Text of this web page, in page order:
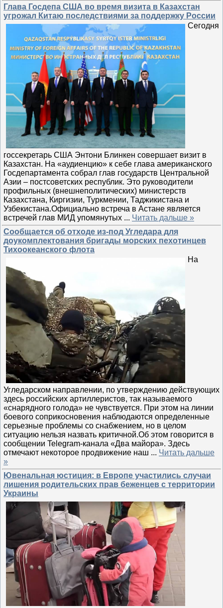
Глава Госдепа США во время визита в Казахстан
угрожал Китаю последствиями за поддержку России
Сегодня
госсекретарь США Энтони Блинкен совершает визит в
Казахстан. На «аудиенцию» к себе глава американского
Госдепартамента собрал глав государств Центральной
Азии – постсоветских республик. Это руководители
профильных (внешнеполитических) министерств
Казахстана, Киргизии, Туркмении, Таджикистана и
Узбекистана.Официально встреча в Астане является
встречей глав МИД упомянутых ... Читать дальше »
Сообщается об отходе из-под Угледара для
доукомплектования бригады морских пехотинцев
Тихоокеанского флота
На
Угледарском направлении, по утверждению действующих
здесь российских артиллеристов, так называемого
«снарядного голода» не чувствуется. При этом на линии
боевого соприкосновения наблюдаются определенные
серьезные проблемы со снабжением, но в целом
ситуацию нельзя назвать критичной.Об этом говорится в
сообщении Telegram-канала «Два майора». Здесь
отмечают некоторое продвижение наш ... Читать дальше
»
Ювенальная юстиция: в Европе участились случаи
лишения родительских прав беженцев с территории
Украины